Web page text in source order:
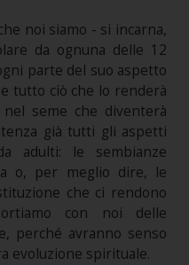
noi siamo - si incarna,
da ognuna delle 12
parte del suo aspetto
tutto ciò che lo renderà
seme che diventerà
già tutti gli aspetti
adulti: le sembianze
o, per meglio dire, le
che ci rendono
con noi delle
perché avranno senso
evoluzione spirituale.